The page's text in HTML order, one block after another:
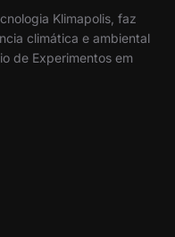
Klimapolis, faz
climática e ambiental
de Experimentos em